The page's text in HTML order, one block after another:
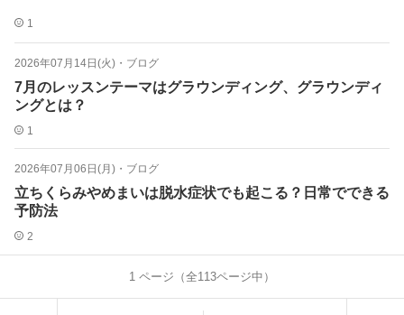
1
2026年07月14日(火) ・ ブログ
7月のレッスンテーマはグラウンディング、グラウンディ
ングとは？
1
2026年07月06日(月) ・ ブログ
立ちくらみやめまいは脱水症状でも起こる？日常でできる
予防法
2
1 ページ（全113ページ中）